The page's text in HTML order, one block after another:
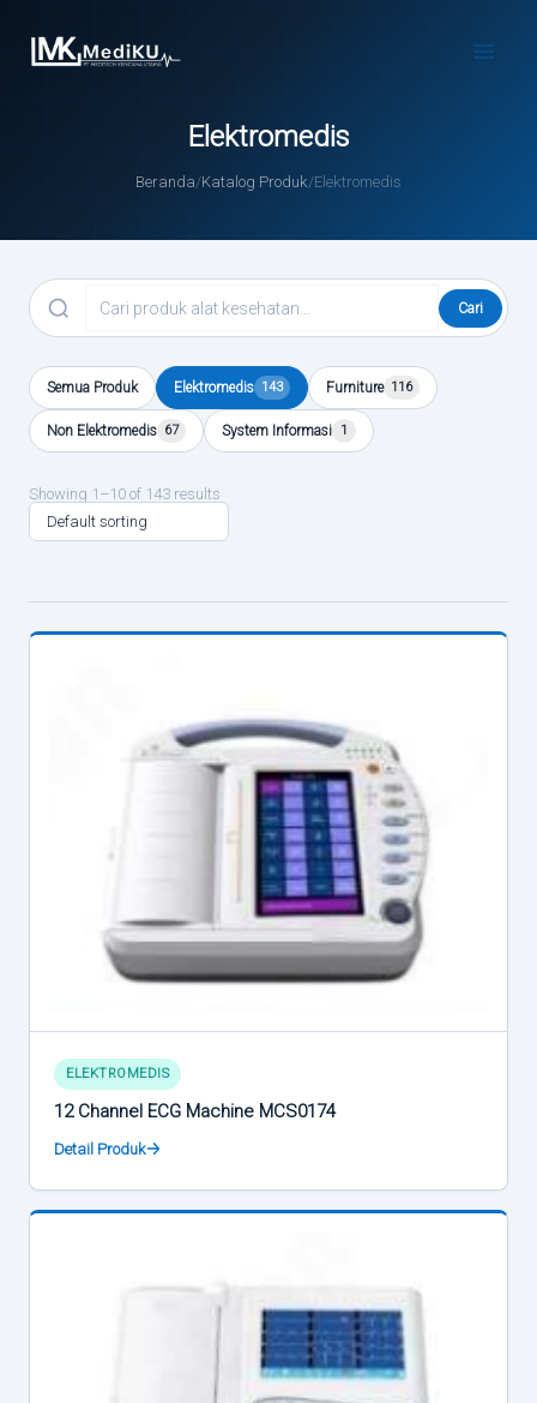
Elektromedis
Beranda/Katalog Produk/Elektromedis
Cari
Semua Produk Elektromedis 143 Furniture 116
Non Elektromedis 67 System Informasi 1
Showing 1–10 of 143 results
ELEKTROMEDIS
12 Channel ECG Machine MCS0174
Detail Produk